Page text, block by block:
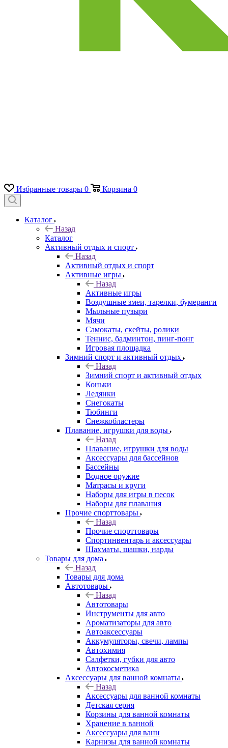
Избранные товары 0 Корзина 0
Каталог
Назад
Каталог
Активный отдых и спорт
Назад
Активный отдых и спорт
Активные игры
Назад
Активные игры
Воздушные змеи, тарелки, бумеранги
Мыльные пузыри
Мячи
Самокаты, скейты, ролики
Теннис, бадминтон, пинг-понг
Игровая площадка
Зимний спорт и активный отдых
Назад
Зимний спорт и активный отдых
Коньки
Ледянки
Снегокаты
Тюбинги
Снежкобластеры
Плавание, игрушки для воды
Назад
Плавание, игрушки для воды
Аксессуары для бассейнов
Бассейны
Водное оружие
Матрасы и круги
Наборы для игры в песок
Наборы для плавания
Прочие спорттовары
Назад
Прочие спорттовары
Спортинвентарь и аксессуары
Шахматы, шашки, нарды
Товары для дома
Назад
Товары для дома
Автотовары
Назад
Автотовары
Инструменты для авто
Ароматизаторы для авто
Автоаксессуары
Аккумуляторы, свечи, лампы
Автохимия
Салфетки, губки для авто
Автокосметика
Аксессуары для ванной комнаты
Назад
Аксессуары для ванной комнаты
Детская серия
Корзины для ванной комнаты
Хранение в ванной
Аксессуары для ванн
Карнизы для ванной комнаты